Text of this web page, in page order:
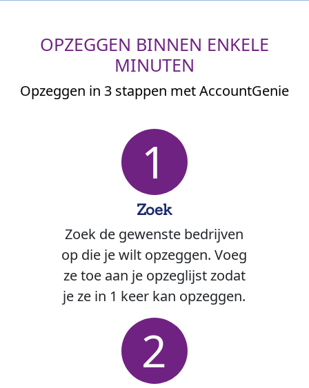
OPZEGGEN BINNEN ENKELE
MINUTEN
Opzeggen in 3 stappen met AccountGenie
1
Zoek
Zoek de gewenste bedrijven
op die je wilt opzeggen. Voeg
ze toe aan je opzeglijst zodat
je ze in 1 keer kan opzeggen.
2